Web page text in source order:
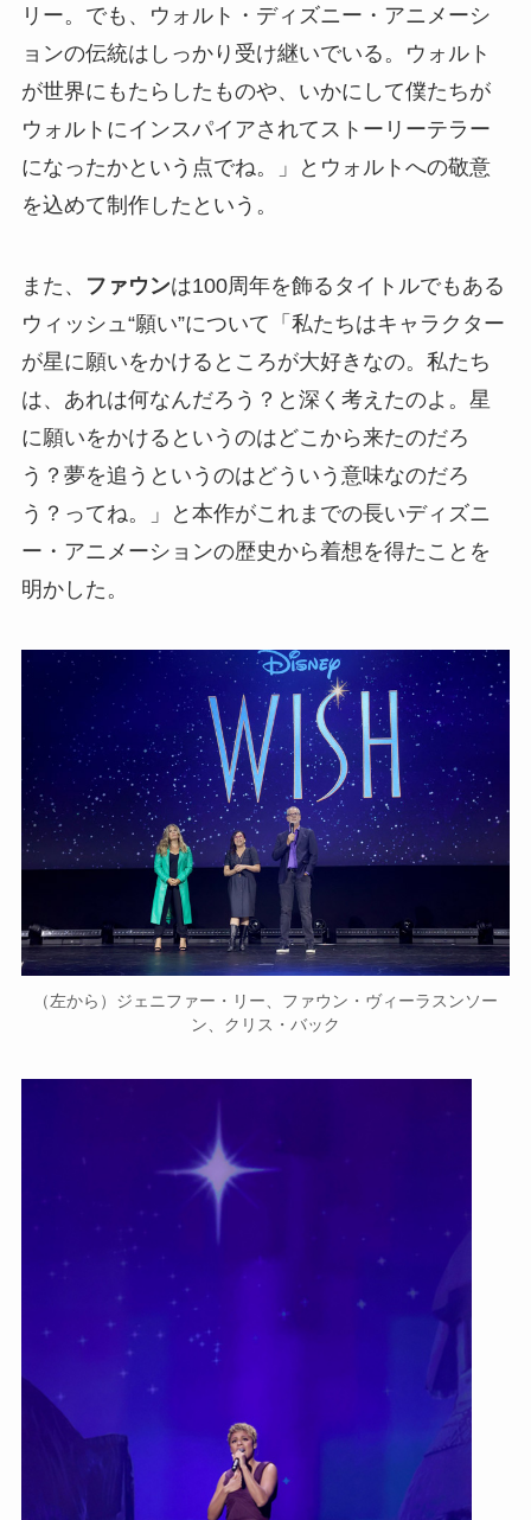
リー。でも、ウォルト・ディズニー・アニメーシ
ョンの伝統はしっかり受け継いでいる。ウォルト
が世界にもたらしたものや、いかにして僕たちが
ウォルトにインスパイアされてストーリーテラー
になったかという点でね。」とウォルトへの敬意
を込めて制作したという。
また、 ファウンは100周年を飾るタイトルでもある
ウィッシュ“願い”について「私たちはキャラクター
が星に願いをかけるところが大好きなの。私たち
は、あれは何なんだろう？と深く考えたのよ。星
に願いをかけるというのはどこから来たのだろ
う？夢を追うというのはどういう意味なのだろ
う？ってね。」と本作がこれまでの長いディズニ
ー・アニメーションの歴史から着想を得たことを
明かした。
（左から）ジェニファー・リー、ファウン・ヴィーラスンソー
ン、クリス・バック